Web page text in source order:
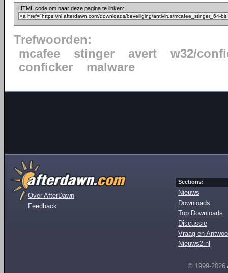
HTML code om naar deze pagina te linken:
Trefwoorden:
mcafee
stinger avert
w32/
conficker
malware
Over AfterDawn
Feedback
Sections:
Nieuws
Downloads
Top Downloads
Discussie
Vraag en
Nieuws2.nl
© 1999-2026